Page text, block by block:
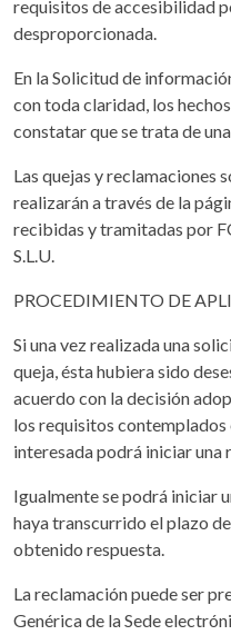
requisitos de accesibilidad
desproporcionada.
En la Solicitud de
con toda claridad, los
constatar que se trata de
Las quejas y reclamaciones
realizarán a través de la
recibidas y tramitadas por
S.L.U.
PROCEDIMIENTO DE
Si una vez realizada una
queja, ésta hubiera sido
acuerdo con la decisión
los requisitos contemplados
interesada podrá iniciar una
Igualmente se podrá iniciar
haya transcurrido el plazo
obtenido respuesta.
La reclamación puede ser
Genérica de la Sede